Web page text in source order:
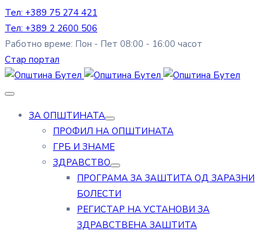
Тел: +389 75 274 421
Тел: +389 2 2600 506
Работно време: Пон - Пет 08:00 - 16:00 часот
Стар портал
ЗА ОПШТИНАТА
ПРОФИЛ НА ОПШТИНАТА
ГРБ И ЗНАМЕ
ЗДРАВСТВО
ПРОГРАМА ЗА ЗАШТИТА ОД ЗАРАЗНИ
БОЛЕСТИ
РЕГИСТАР НА УСТАНОВИ ЗА
ЗДРАВСТВЕНА ЗАШТИТА